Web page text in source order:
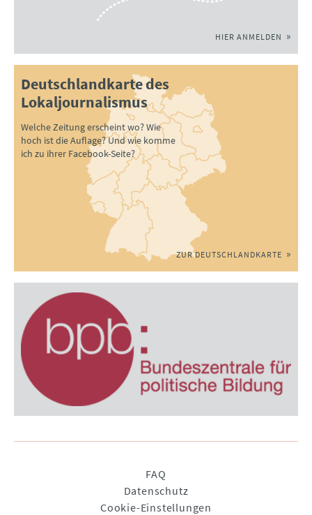
HIER ANMELDEN
Deutschlandkarte des
Lokaljournalismus
Welche Zeitung erscheint wo? Wie
hoch ist die Auflage? Und wie komme
ich zu ihrer Facebook-Seite?
ZUR DEUTSCHLANDKARTE
FAQ
Datenschutz
Cookie-Einstellungen